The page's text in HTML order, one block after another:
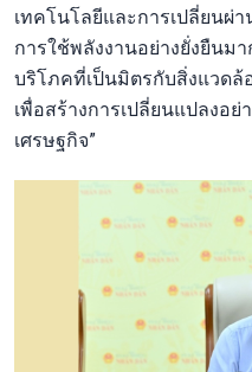
เทคโนโลยีและการเปลี่ยนผ่
การใช้พลังงานอย่างยั่งยื
บริโภคที่เป็นมิตรกับสิ่งแวดล้
เพื่อสร้างการเปลี่ยนแปลงอย่
เศรษฐกิจ”